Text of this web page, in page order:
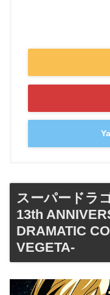
スーパードラ
13th
DRAMATIC
VEGETA-